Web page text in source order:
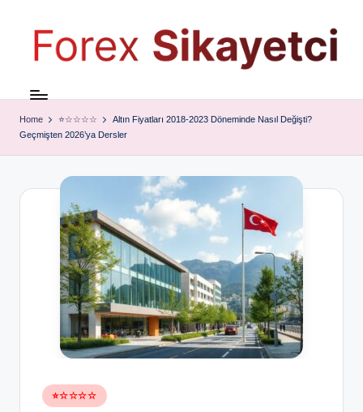
Home ⭐☆☆☆☆
Altın Fiyatları 2018-2023 Döneminde Nasıl Değişti?
Geçmişten 2026’ya Dersler
Posted
in
⭐☆☆☆☆